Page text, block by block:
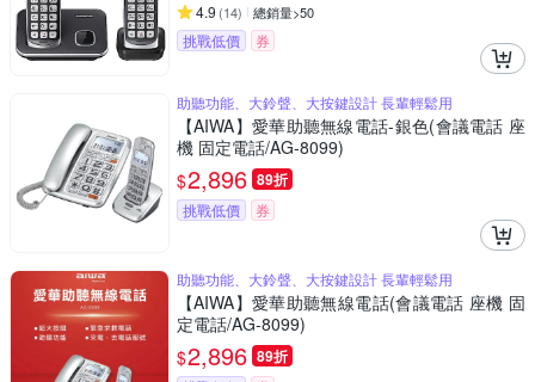
4.9 (14) 總銷量>50
挑戰低價 券
助聽功能、大鈴聲、大按鍵設計 長輩輕鬆用
【AIWA】愛華助聽無線電話-銀色(會議電話 座
機 固定電話/AG-8099)
$2,896 89折
挑戰低價 券
助聽功能、大鈴聲、大按鍵設計 長輩輕鬆用
【AIWA】愛華助聽無線電話(會議電話 座機 固
定電話/AG-8099)
$2,896 89折